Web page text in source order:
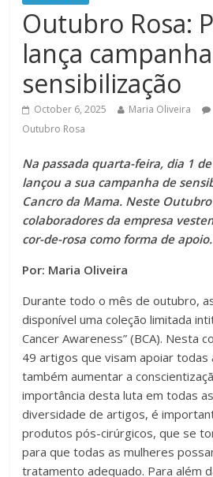
Outubro Rosa:
lança
sensibilização
October 6, 2025 Maria Oliveira
Outubro Rosa
Na passada quarta-feira, dia 1
lançou a sua campanha de
Cancro da Mama. Neste Outubro
colaboradores da empresa
cor-de-rosa como forma de apoio.
Por: Maria Oliveira
Durante todo o mês de outubro,
disponível uma coleção limitada
Cancer Awareness” (BCA). Nesta
49 artigos que visam apoiar todas
também aumentar a
importância desta luta em todas
diversidade de artigos, é
produtos pós-cirúrgicos, que se
para que todas as mulheres
tratamento adequado. Para além